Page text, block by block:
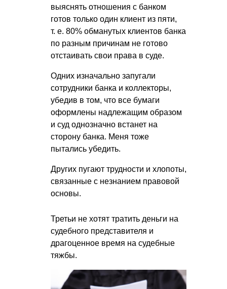
выяснять отношения с банком
готов только один клиент из пяти,
т. е. 80% обманутых клиентов банка
по разным причинам не готово
отстаивать свои права в суде.
Одних изначально запугали
сотрудники банка и коллекторы,
убедив в том, что все бумаги
оформлены надлежащим образом
и суд однозначно встанет на
сторону банка. Меня тоже
пытались убедить.
Других пугают трудности и хлопоты,
связанные с незнанием правовой
основы.
Третьи не хотят тратить деньги на
судебного представителя и
драгоценное время на судебные
тяжбы.